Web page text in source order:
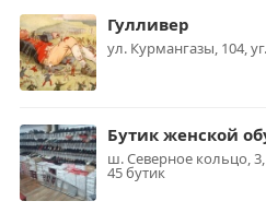
Гулливер
ул. Курмангазы, 104,
Бутик женской
ш. Северное кольцо,
45 бутик